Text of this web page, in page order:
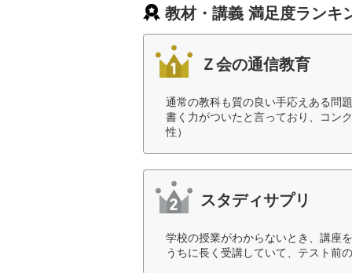
教材・講義 満足度ランキ
Ｚ会の通信教育
通常の教科も質の良い手応えある問
書く力がついたと言っており、コン
性）
スタディサプリ
学校の授業がわからないとき、講座
うちに長く受講していて、テスト前